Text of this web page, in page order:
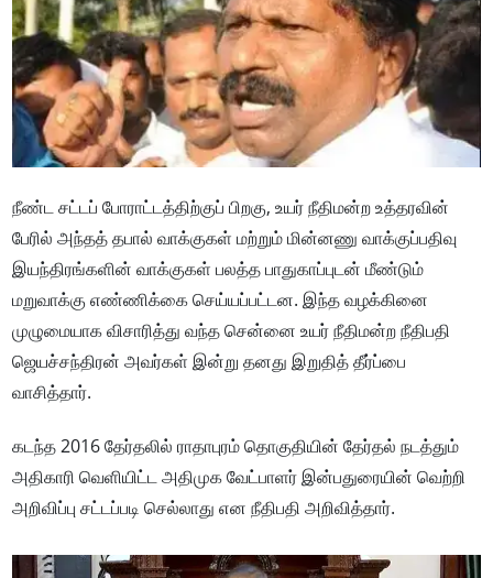
நீண்ட சட்டப் போராட்டத்திற்குப் பிறகு, உயர் நீதிமன்ற உத்தரவின்
பேரில் அந்தத் தபால் வாக்குகள் மற்றும் மின்னணு வாக்குப்பதிவு
இயந்திரங்களின் வாக்குகள் பலத்த பாதுகாப்புடன் மீண்டும்
மறுவாக்கு எண்ணிக்கை செய்யப்பட்டன. இந்த வழக்கினை
முழுமையாக விசாரித்து வந்த சென்னை உயர் நீதிமன்ற நீதிபதி
ஜெயச்சந்திரன் அவர்கள் இன்று தனது இறுதித் தீர்ப்பை
வாசித்தார்.
கடந்த 2016 தேர்தலில் ராதாபுரம் தொகுதியின் தேர்தல் நடத்தும்
அதிகாரி வெளியிட்ட அதிமுக வேட்பாளர் இன்பதுரையின் வெற்றி
அறிவிப்பு சட்டப்படி செல்லாது என நீதிபதி அறிவித்தார்.